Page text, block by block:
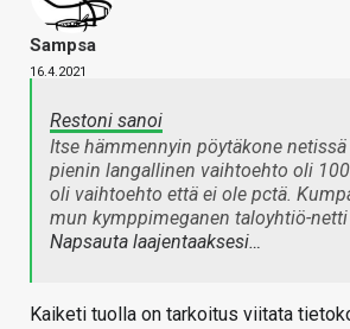
Sampsa
16.4.2021
Restoni sanoi
Itse hämmennyin pöytäkone netissä
pienin langallinen vaihtoehto oli
oli vaihtoehto että ei ole pctä.
mun kymppimeganen taloyhtiö-
Napsauta laajentaaksesi…
Kaiketi tuolla on tarkoitus viitata